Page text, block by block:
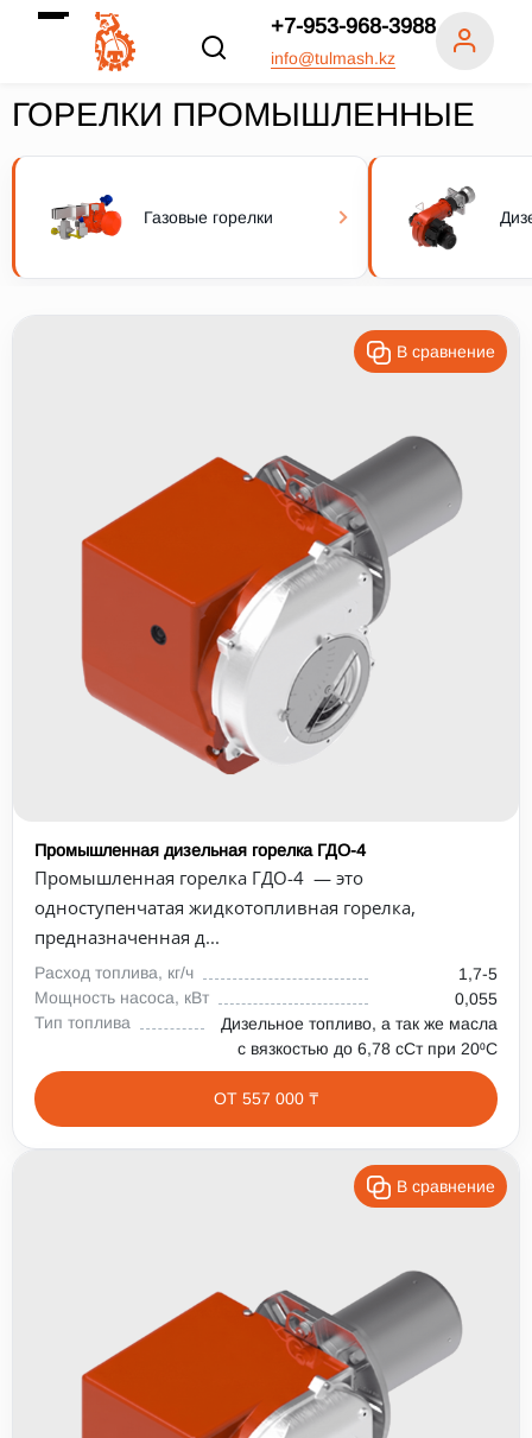
+7-953-968-3988
info@tulmash.kz
ГОРЕЛКИ ПРОМЫШЛЕННЫЕ
Газовые горелки
В сравнение
Промышленная дизельная горелка ГДО-4
Промышленная горелка ГДО-4 — это
одноступенчатая жидкотопливная горелка,
предназначенная д...
Расход топлива, кг/ч
1,7-5
Мощность насоса, кВт
0,055
Тип топлива
Дизельное топливо, а так же масла
с вязкостью до 6,78 сСт при 20⁰С
ОТ 557 000 ₸
В сравнение